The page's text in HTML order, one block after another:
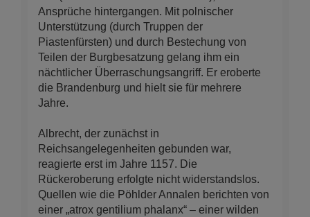
Ansprüche hintergangen. Mit polnischer
Unterstützung (durch Truppen der
Piastenfürsten) und durch Bestechung von
Teilen der Burgbesatzung gelang ihm ein
nächtlicher Überraschungsangriff. Er eroberte
die Brandenburg und hielt sie für mehrere
Jahre.
Albrecht, der zunächst in
Reichsangelegenheiten gebunden war,
reagierte erst im Jahre 1157. Die
Rückeroberung erfolgte nicht widerstandslos.
Quellen wie die Pöhlder Annalen berichten von
einer „atrox gentilium phalanx“ – einer wilden